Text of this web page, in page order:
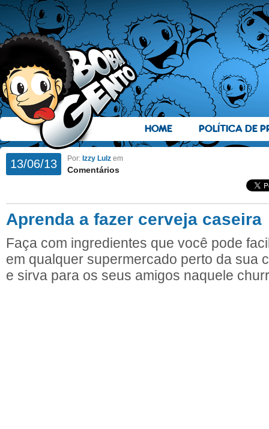
HOME POLÍTICA DE
13/06/13 Por: Izzy Lulz em
Comentários
Aprenda a fazer cerveja caseira
Faça com ingredientes que você pode
em qualquer supermercado perto da sua
e sirva para os seus amigos naquele